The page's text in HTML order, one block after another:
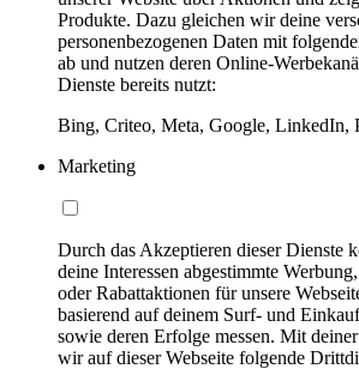
Produkte. Dazu gleichen wir deine
personenbezogenen Daten mit
ab und nutzen deren Online-
Dienste bereits nutzt:
Bing, Criteo, Meta, Google, LinkedIn,
Marketing
Durch das Akzeptieren dieser Dienste
deine Interessen abgestimmte
oder Rabattaktionen für unsere
basierend auf deinem Surf- und
sowie deren Erfolge messen. Mit
wir auf dieser Webseite folgende